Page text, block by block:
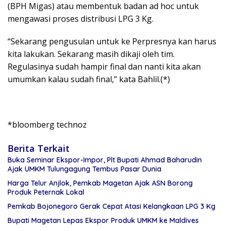
(BPH Migas) atau membentuk badan ad hoc untuk
mengawasi proses distribusi LPG 3 Kg.
“Sekarang pengusulan untuk ke Perpresnya kan harus
kita lakukan. Sekarang masih dikaji oleh tim.
Regulasinya sudah hampir final dan nanti kita akan
umumkan kalau sudah final,” kata Bahlil.(*)
*bloomberg technoz
Berita Terkait
Buka Seminar Ekspor-Impor, Plt Bupati Ahmad Baharudin
Ajak UMKM Tulungagung Tembus Pasar Dunia
Harga Telur Anjlok, Pemkab Magetan Ajak ASN Borong
Produk Peternak Lokal
Pemkab Bojonegoro Gerak Cepat Atasi Kelangkaan LPG 3 Kg
Bupati Magetan Lepas Ekspor Produk UMKM ke Maldives